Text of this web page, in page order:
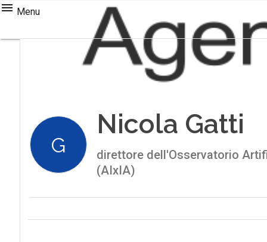
Menu
G
Nicola Gatti
direttore dell'Osservatorio
(AIxIA)